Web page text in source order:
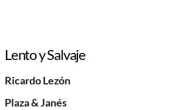
Lento y Salvaje
Ricardo Lezón
Plaza & Janés